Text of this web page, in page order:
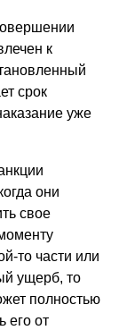
к
срок
уже
они
свое
то части или
ущерб, то
полностью
его от